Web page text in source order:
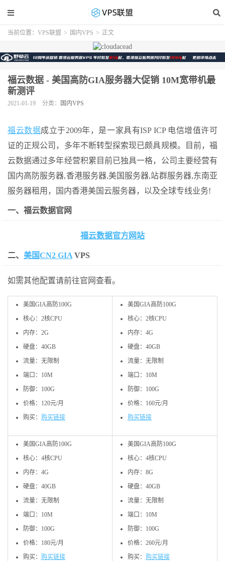
当前位置： VPS联盟 > 国内VPS > 正文
福云数据 - 美国高防GIA服务器大促销 10M宽带机最
新测评
2021-01-19 分类： 国内VPS
福云数据成立于2009年，是一家具有ISP ICP 电信增值许可
证的正规公司，多年不断转型探索现已颇具规模。目前，福
云数据通过多年经营积累目前已独具一格，公司主要经营有
国内高防服务器,香港服务器,美国服务器,站群服务器,东南亚
服务器租用，国内香港美国云服务器，以及全球专线业务!
一、福云数据官网
福云数据官方网站
二、 美国CN2 GIA VPS
如需其他配置请前往官网查看。
美国GIA高防100G
核心：2核CPU
内存：2G
硬盘：40GB
流量：无限制
端口：10M
防御：100G
价格：120元/月
购买： 购买链接
美国GIA高防100G
核心：2核CPU
内存：4G
硬盘：40GB
流量：无限制
端口：10M
防御：100G
价格：160元/月
购买链接
美国GIA高防100G
核心：4核CPU
内存：4G
硬盘：40GB
流量：无限制
端口：10M
防御：100G
价格：180元/月
购买： 购买链接
美国GIA高防100G
核心：4核CPU
内存：8G
硬盘：40GB
流量：无限制
端口：10M
防御：100G
价格：260元/月
购买： 购买链接